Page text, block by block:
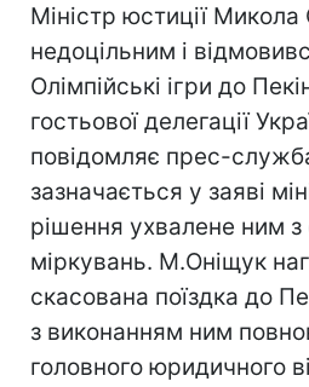
Міністр юстиції
недоцільним і
Олімпійські ігри до
гостьової делегації
повідомляє прес-
зазначається у заяві
рішення ухвалене ним з
міркувань. М.Оніщук
скасована поїздка до
з виконанням ним
головного юридичного